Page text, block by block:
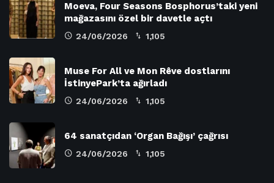
Moeva, Four Seasons Bosphorus’taki yeni
mağazasını özel bir davetle açtı
24/06/2026 1,105
Muse For All ve Mon Rêve dostlarını
İstinyePark’ta ağırladı
24/06/2026 1,105
64 sanatçıdan ‘Organ Bağışı’ çağrısı
24/06/2026 1,105